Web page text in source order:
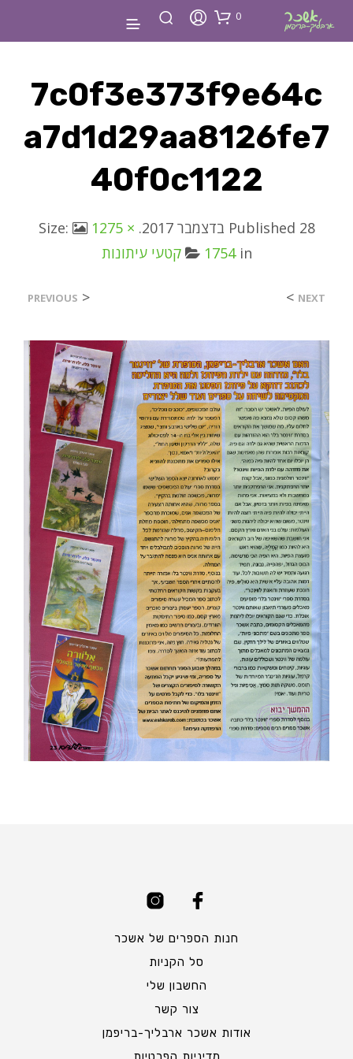
0
7c0f3e373f9e64c
A7d1d29aa8126fe7
40f0c1122
Published 28 בדצמבר 2017 . Size:
1275 ×
1754in קטעי עיתונות
<
PREVIOUS NEXT
>
חנות הספרים של אשכר
סל הקניות
החשבון שלי
צור קשר
אודות אשכר ארבליך-בריפמן